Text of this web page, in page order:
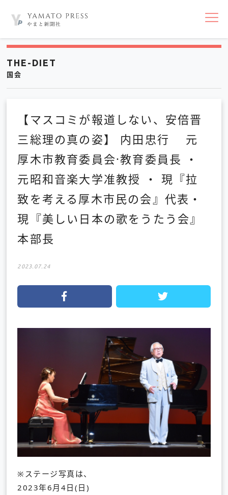
nav
THE-DIET
国会
【マスコミが報道しない、安倍晋
三総理の真の姿】 内田忠行 元
厚木市教育委員会·教育委員長 ・
元昭和音楽大学准教授 ・ 現『拉
致を考える厚木市民の会』代表・
現『美しい日本の歌をうたう会』
本部長
2023.07.24
※ステージ写真は、
2023年6月4日(日)